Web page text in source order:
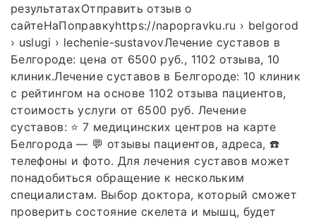
результатахОтправить отзыв о
сайтеНаПоправкуhttps://napopravku.ru › belgorod
› uslugi › lechenie-sustavovЛечение суставов в
Белгороде: цена от 6500 руб., 1102 отзыва, 10
клиник.Лечение суставов в Белгороде: 10 клиник
с рейтингом на основе 1102 отзыва пациентов,
стоимость услуги от 6500 руб. Лечение
суставов: ⭐️ 7 медицинских центров на карте
Белгорода — 💬 отзывы пациентов, адреса, ☎️
телефоны и фото. Для лечения суставов может
понадобиться обращение к нескольким
специалистам. Выбор доктора, который сможет
проверить состояние скелета и мышц, будет